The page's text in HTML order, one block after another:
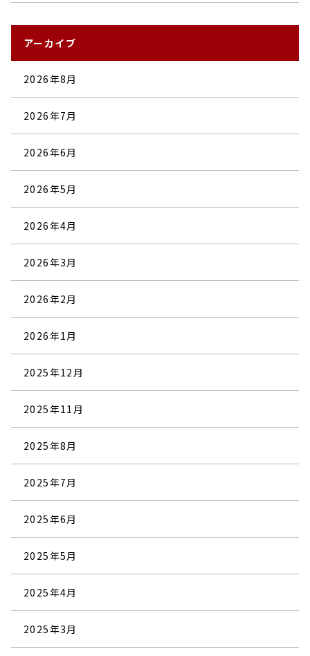
アーカイブ
2026年8月
2026年7月
2026年6月
2026年5月
2026年4月
2026年3月
2026年2月
2026年1月
2025年12月
2025年11月
2025年8月
2025年7月
2025年6月
2025年5月
2025年4月
2025年3月